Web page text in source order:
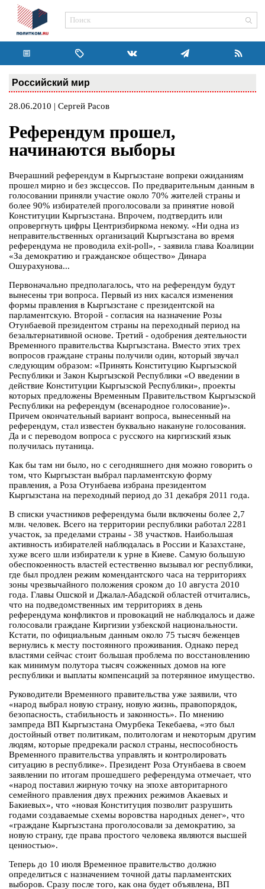
Российский мир
28.06.2010 | Сергей Расов
Референдум прошел,
начинаются выборы
Вчерашний референдум в Кыргызстане вопреки ожиданиям
прошел мирно и без эксцессов. По предварительным данным в
голосовании приняли участие около 70% жителей страны и
более 90% избирателей проголосовали за принятие новой
Конституции Кыргызстана. Впрочем, подтвердить или
опровергнуть цифры Центризбиркома некому. «Ни одна из
неправительственных организаций Кыргызстана во время
референдума не проводила exit-poll», - заявила глава Коалиции
«За демократию и гражданское общество» Динара
Ошурахунова...
Первоначально предполагалось, что на референдум будут
вынесены три вопроса. Первый из них касался изменения
формы правления в Кыргызстане с президентской на
парламентскую. Второй - согласия на назначение Розы
Отунбаевой президентом страны на переходный период на
безальтернативной основе. Третий - одобрения деятельности
Временного правительства Кыргызстана. Вместо этих трех
вопросов граждане страны получили один, который звучал
следующим образом: «Принять Конституцию Кыргызской
Республики и Закон Кыргызской Республики «О введении в
действие Конституции Кыргызской Республики», проекты
которых предложены Временным Правительством Кыргызской
Республики на референдум (всенародное голосование)».
Причем окончательный вариант вопроса, вынесенный на
референдум, стал известен буквально накануне голосования.
Да и с переводом вопроса с русского на киргизский язык
получилась путаница.
Как бы там ни было, но с сегодняшнего дня можно говорить о
том, что Кыргызстан выбрал парламентскую форму
правления, а Роза Отунбаева избрана президентом
Кыргызстана на переходный период до 31 декабря 2011 года.
В списки участников референдума были включены более 2,7
млн. человек. Всего на территории республики работал 2281
участок, за пределами страны - 38 участков. Наибольшая
активность избирателей наблюдалась в России и Казахстане,
хуже всего шли избиратели к урне в Киеве. Самую большую
обеспокоенность властей естественно вызывал юг республики,
где был продлен режим комендантского часа на территориях
зоны чрезвычайного положения сроком до 10 августа 2010
года. Главы Ошской и Джалал-Абадской областей отчитались,
что на подведомственных им территориях в день
референдума конфликтов и провокаций не наблюдалось и даже
голосовали граждане Киргизии узбекской национальности.
Кстати, по официальным данным около 75 тысяч беженцев
вернулись к месту постоянного проживания. Однако перед
властями сейчас стоит большая проблема по восстановлению
как минимум полутора тысяч сожженных домов на юге
республики и выплаты компенсаций за потерянное имущество.
Руководители Временного правительства уже заявили, что
«народ выбрал новую страну, новую жизнь, правопорядок,
безопасность, стабильность и законность». По мнению
зампреда ВП Кыргызстана Омурбека Текебаева, «это был
достойный ответ политикам, политологам и некоторым другим
людям, которые предрекали раскол страны, неспособность
Временного правительства управлять и контролировать
ситуацию в республике». Президент Роза Отунбаева в своем
заявлении по итогам прошедшего референдума отмечает, что
«народ поставил жирную точку на эпохе авторитарного
семейного правления двух прежних режимов Акаевых и
Бакиевых», что «новая Конституция позволит разрушить
годами создаваемые схемы воровства народных денег», что
«граждане Кыргызстана проголосовали за демократию, за
новую страну, где права простого человека являются высшей
ценностью».
Теперь до 10 июля Временное правительство должно
определиться с назначением точной даты парламентских
выборов. Сразу после того, как она будет объявлена, ВП